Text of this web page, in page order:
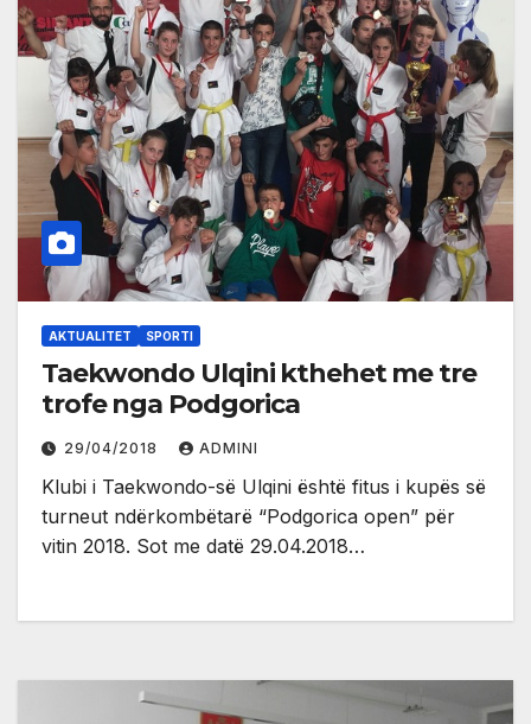
AKTUALITET SPORTI
Taekwondo Ulqini kthehet me tre
trofe nga Podgorica
29/04/2018 ADMINI
Klubi i Taekwondo-së Ulqini është fitus i kupës së
turneut ndërkombëtarë “Podgorica open” për
vitin 2018. Sot me datë 29.04.2018…